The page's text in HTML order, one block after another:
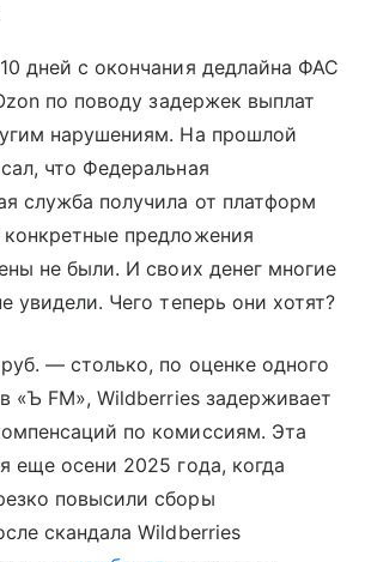
дней с окончания дедлайна ФАС
по поводу задержек выплат
нарушениям. На прошлой
что Федеральная
служба получила от платформ
предложения
не были. И своих денег многие
увидели. Чего теперь они хотят?
— столько, по оценке одного
«Ъ FM», Wildberries задерживает
по комиссиям. Эта
еще осени 2025 года, когда
повысили сборы
скандала Wildberries